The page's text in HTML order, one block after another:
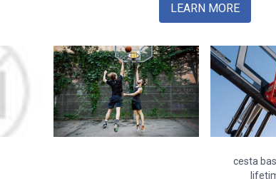
LEARN MORE
cesta